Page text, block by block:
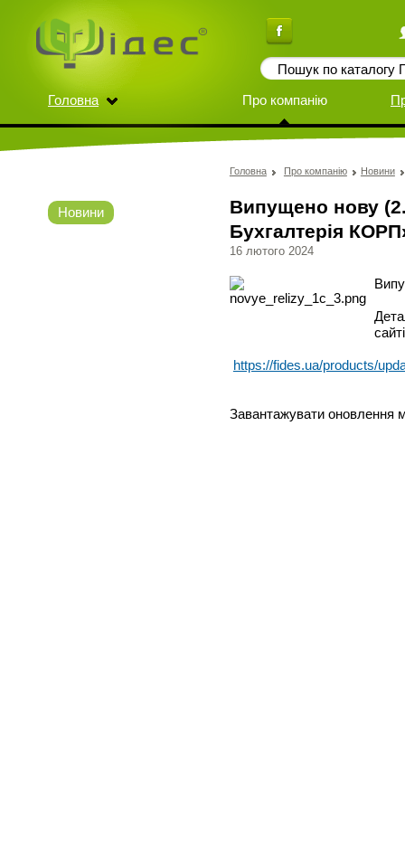
Головна Про компанію
Новини
Головна Про компанію Новини
Випущено нову
Бухгалтерія
16 лютого 2024
https://fides.ua/products/
Завантажувати оновлення